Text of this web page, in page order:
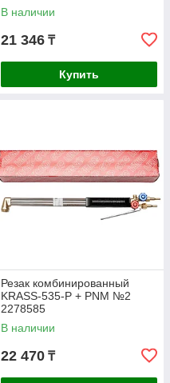
В наличии
21 346 ₸
Купить
Резак комбинированный
KRASS-535-Р + PNM №2
2278585
В наличии
22 470 ₸